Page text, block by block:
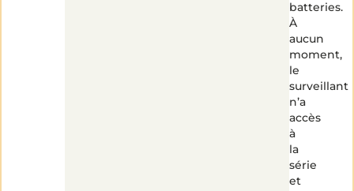
batteries.
À
aucun
moment,
le
surveillant
n’a
accès
à
la
série
et